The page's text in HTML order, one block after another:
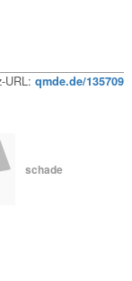
URL: qmde.de/135709
schade